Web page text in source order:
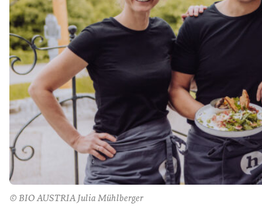
© BIO AUSTRIA Julia Mühlberger